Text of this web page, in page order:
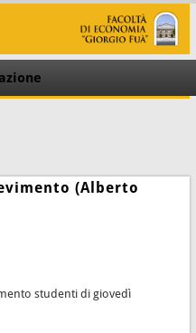
(Alberto
studenti di giovedì